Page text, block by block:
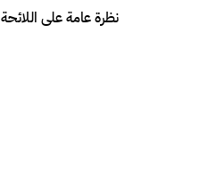
نظرة عامة على اللائحة